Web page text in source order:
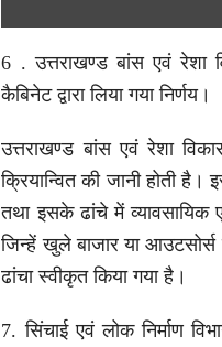
6 . उत्तराखण्ड बांस एवं रेशा
कैबिनेट द्वारा लिया गया निर्णय।
उत्तराखण्ड बांस एवं रेशा
क्रियान्वित की जानी होती है।
तथा इसके ढांचे में
जिन्हें खुले बाजार या
ढांचा स्वीकृत किया गया है।
7. सिंचाई एवं लोक निर्माण